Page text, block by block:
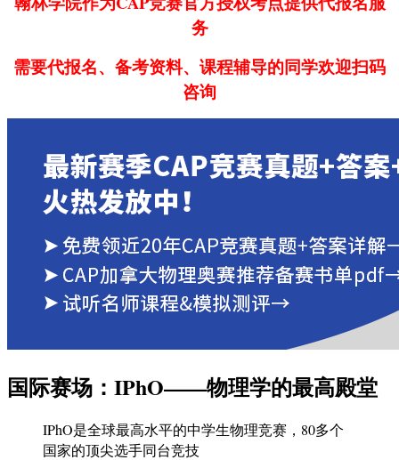
务
需要代报名、备考资料、课程辅导的同学欢迎扫码
咨询
国际赛场：IPhO——物理学的最高殿堂
IPhO是全球最高水平的中学生物理竞赛，80多个
国家的顶尖选手同台竞技